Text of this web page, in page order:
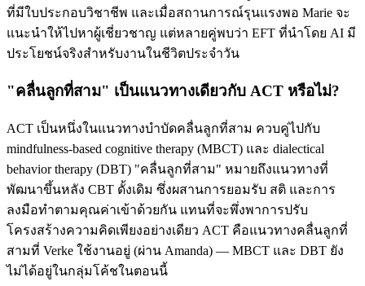
ที่มีใบประกอบวิชาชีพ และเมื่อสถานการณ์รุนแรงพอ Marie จะ
แนะนำให้ไปหาผู้เชี่ยวชาญ แต่หลายคู่พบว่า EFT ที่นำโดย AI มี
ประโยชน์จริงสำหรับงานในชีวิตประจำวัน
"คลื่นลูกที่สาม" เป็นแนวทางเดียวกับ ACT หรือไม่?
ACT เป็นหนึ่งในแนวทางบำบัดคลื่นลูกที่สาม ควบคู่ไปกับ
mindfulness-based cognitive therapy (MBCT) และ dialectical
behavior therapy (DBT) "คลื่นลูกที่สาม" หมายถึงแนวทางที่
พัฒนาขึ้นหลัง CBT ดั้งเดิม ซึ่งผสานการยอมรับ สติ และการ
ลงมือทำตามคุณค่าเข้าด้วยกัน แทนที่จะพึ่งพาการปรับ
โครงสร้างความคิดเพียงอย่างเดียว ACT คือแนวทางคลื่นลูกที่
สามที่ Verke ใช้งานอยู่ (ผ่าน Amanda) — MBCT และ DBT ยัง
ไม่ได้อยู่ในกลุ่มโค้ชในตอนนี้